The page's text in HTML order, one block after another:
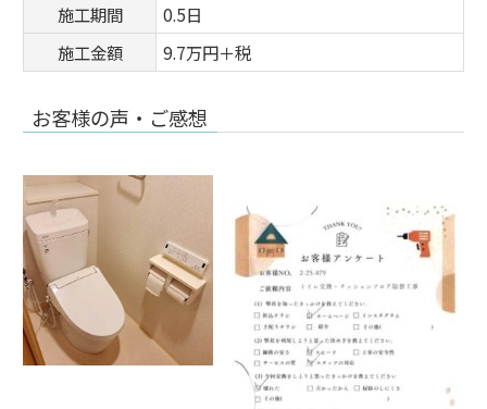
施工期間
0.5日
施工金額
9.7万円＋税
お客様の声・ご感想